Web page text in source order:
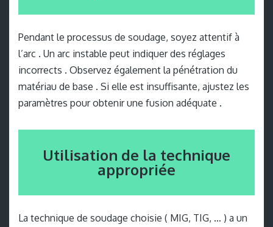
Pendant le processus de soudage, soyez attentif à
l’arc . Un arc instable peut indiquer des réglages
incorrects . Observez également la pénétration du
matériau de base . Si elle est insuffisante, ajustez les
paramètres pour obtenir une fusion adéquate .
Utilisation de la technique
appropriée
La technique de soudage choisie ( MIG, TIG, … ) a un